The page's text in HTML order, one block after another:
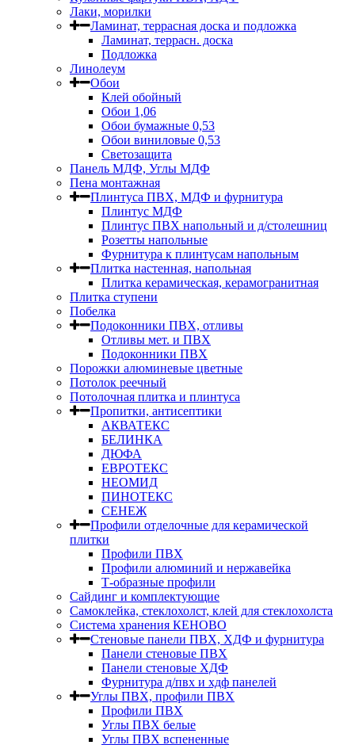
Лаки, морилки
Ламинат, террасная доска и подложка
Ламинат, террасн. доска
Подложка
Линолеум
Обои
Клей обойный
Обои 1,06
Обои бумажные 0,53
Обои виниловые 0,53
Светозащита
Панель МДФ, Углы МДФ
Пена монтажная
Плинтуса ПВХ, МДФ и фурнитура
Плинтус МДФ
Плинтус ПВХ напольный и д/столешниц
Розетты напольные
Фурнитура к плинтусам напольным
Плитка настенная, напольная
Плитка керамическая, керамогранитная
Плитка ступени
Побелка
Подоконники ПВХ, отливы
Отливы мет. и ПВХ
Подоконники ПВХ
Порожки алюминевые цветные
Потолок реечный
Потолочная плитка и плинтуса
Пропитки, антисептики
АКВАТЕКС
БЕЛИНКА
ДЮФА
ЕВРОТЕКС
НЕОМИД
ПИНОТЕКС
СЕНЕЖ
Профили отделочные для керамической
плитки
Профили ПВХ
Профили алюминий и нержавейка
Т-образные профили
Сайдинг и комплектующие
Самоклейка, стеклохолст, клей для стеклохолста
Система хранения КЕНОВО
Стеновые панели ПВХ, ХДФ и фурнитура
Панели стеновые ПВХ
Панели стеновые ХДФ
Фурнитура д/пвх и хдф панелей
Углы ПВХ, профили ПВХ
Профили ПВХ
Углы ПВХ белые
Углы ПВХ вспененные